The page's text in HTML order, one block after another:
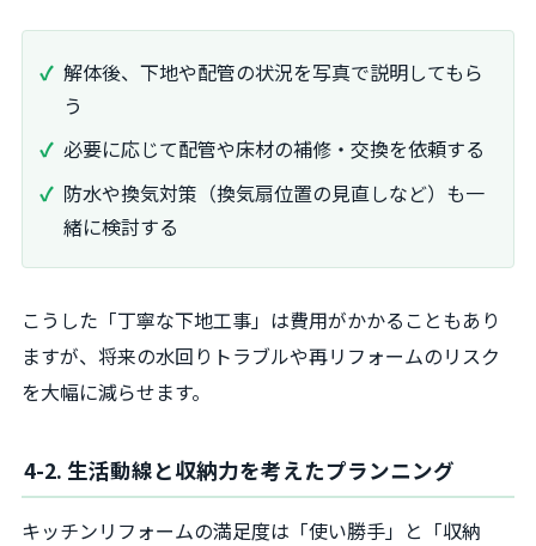
解体後、下地や配管の状況を写真で説明してもら
う
必要に応じて配管や床材の補修・交換を依頼する
防水や換気対策（換気扇位置の見直しなど）も一
緒に検討する
こうした「丁寧な下地工事」は費用がかかることもあり
ますが、将来の水回りトラブルや再リフォームのリスク
を大幅に減らせます。
4-2. 生活動線と収納力を考えたプランニング
キッチンリフォームの満足度は「使い勝手」と「収納